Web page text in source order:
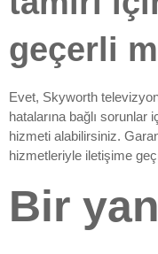
geçerli
Evet, Skyworth
hatalarına bağlı
hizmeti alabilirsiniz.
hizmetleriyle iletişime
Bir